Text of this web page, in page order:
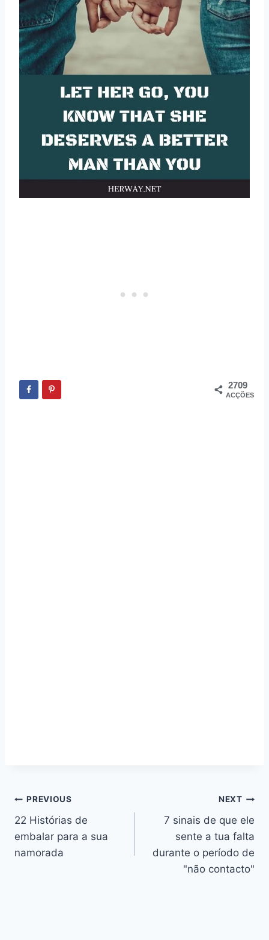
2709
ACÇÕES
Navegação
de
artigos
PREVIOUS
22 Histórias de
embalar para a sua
namorada
NEXT
7 sinais de que ele
sente a tua falta
durante o período de
"não contacto"